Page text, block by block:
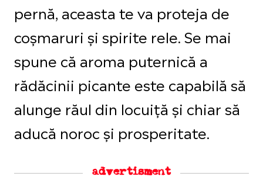
pernă, aceasta te va proteja de
coșmaruri și spirite rele. Se mai
spune că aroma puternică a
rădăcinii picante este capabilă să
alunge răul din locuiță și chiar să
aducă noroc și prosperitate.
advertisment